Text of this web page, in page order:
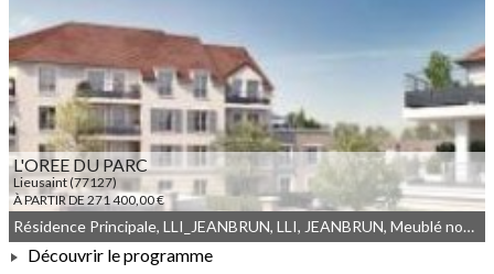
À PARTIR DE 333 483,00 €
L'OREE DU PARC
Lieusaint (77127)
À PARTIR DE 271 400,00 €
Résidence Principale, LLI_JEANBRUN, LLI, JEANBRUN, Meublé non géré, Droit commun
Découvrir le programme